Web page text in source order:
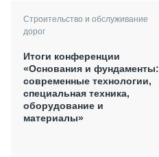
Строительство и обслуживание
дорог
Итоги конференции
«Основания и фундаменты:
современные технологии,
специальная техника,
оборудование и
материалы»